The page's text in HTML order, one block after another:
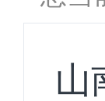
山